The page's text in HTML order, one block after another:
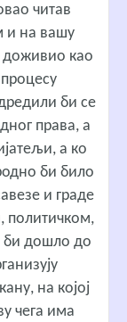
читав
и на вашу
доживио као
би се
права, а
а ко
би било
и граде
политичком,
би дошло до
на којој
чега има